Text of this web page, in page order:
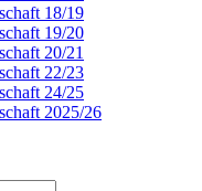
18/19
19/20
20/21
22/23
24/25
2025/26